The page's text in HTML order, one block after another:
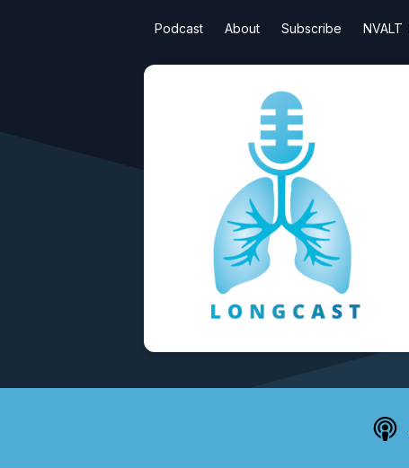
Podcast About Subscribe NVALT